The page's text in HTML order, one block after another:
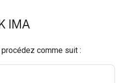
IMA
comme suit :